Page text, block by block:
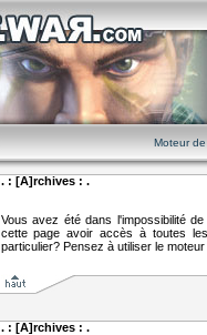
Moteur
. : [A]rchives : .
Vous avez été dans l'impossibilité
cette page avoir accès à toutes
particulier? Pensez à utiliser le
. : [A]rchives : .